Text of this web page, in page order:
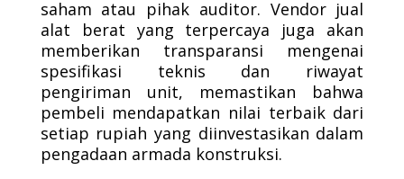
saham atau pihak auditor. Vendor jual
alat berat yang terpercaya juga akan
memberikan transparansi mengenai
spesifikasi teknis dan riwayat
pengiriman unit, memastikan bahwa
pembeli mendapatkan nilai terbaik dari
setiap rupiah yang diinvestasikan dalam
pengadaan armada konstruksi.